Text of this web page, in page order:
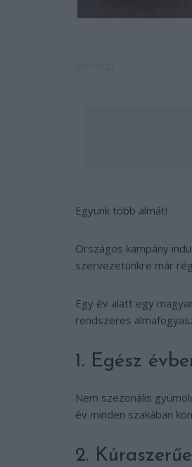
Együnk több almát!
Országos kampány
szervezetünkre már
Egy év alatt egy
rendszeres
1. Egész
Nem szezonális
év minden szakában
2.